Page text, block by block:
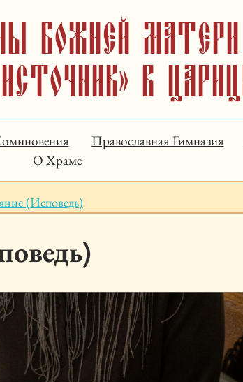
Божией Матери
в
Православная Гимназия
О Храме
(Исповедь)